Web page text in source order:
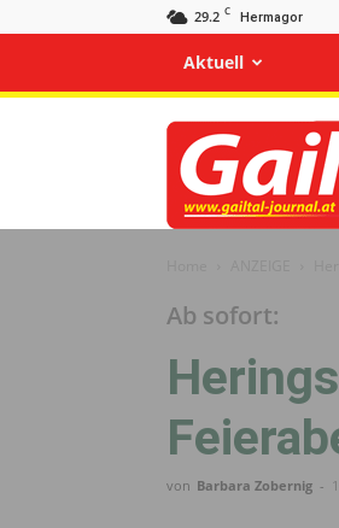
29.2 C Hermagor
Aktuell
Gailtal
Journal
Ab sofort:
von Barbara Zobernig -